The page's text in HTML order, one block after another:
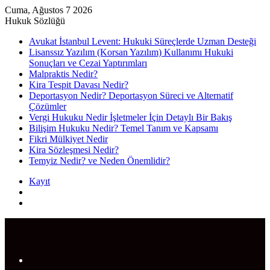
Cuma, Ağustos 7 2026
Hukuk Sözlüğü
Avukat İstanbul Levent: Hukuki Süreçlerde Uzman Desteği
Lisanssız Yazılım (Korsan Yazılım) Kullanımı Hukuki
Sonuçları ve Cezai Yaptırımları
Malpraktis Nedir?
Kira Tespit Davası Nedir?
Deportasyon Nedir? Deportasyon Süreci ve Alternatif
Çözümler
Vergi Hukuku Nedir İşletmeler İçin Detaylı Bir Bakış
Bilişim Hukuku Nedir? Temel Tanım ve Kapsamı
Fikri Mülkiyet Nedir
Kira Sözleşmesi Nedir?
Temyiz Nedir? ve Neden Önemlidir?
Kayıt